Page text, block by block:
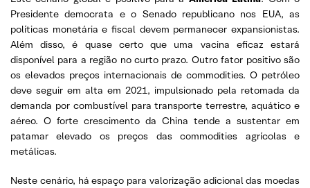
Presidente democrata e o Senado republicano nos EUA, as
políticas monetária e fiscal devem permanecer expansionistas.
Além disso, é quase certo que uma vacina eficaz estará
disponível para a região no curto prazo. Outro fator positivo são
os elevados preços internacionais de commodities. O petróleo
deve seguir em alta em 2021, impulsionado pela retomada da
demanda por combustível para transporte terrestre, aquático e
aéreo. O forte crescimento da China tende a sustentar em
patamar elevado os preços das commodities agrícolas e
metálicas.
Neste cenário, há espaço para valorização adicional das moedas